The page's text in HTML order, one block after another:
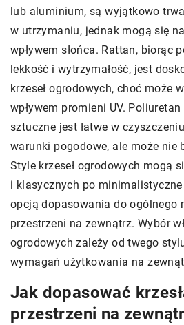
lub aluminium, są wyjątkowo
w utrzymaniu, jednak mogą się
wpływem słońca. Rattan, biorąc
lekkość i wytrzymałość, jest
krzeseł ogrodowych, choć może
wpływem promieni UV.
sztuczne jest łatwe w
warunki pogodowe, ale może nie
Style krzeseł ogrodowych mogą
i klasycznych po minimalistyczne
opcją dopasowania do ogólnego
przestrzeni na zewnątrz. Wybór
ogrodowych zależy od twego
wymagań użytkowania na
Jak dopasować
przestrzeni na